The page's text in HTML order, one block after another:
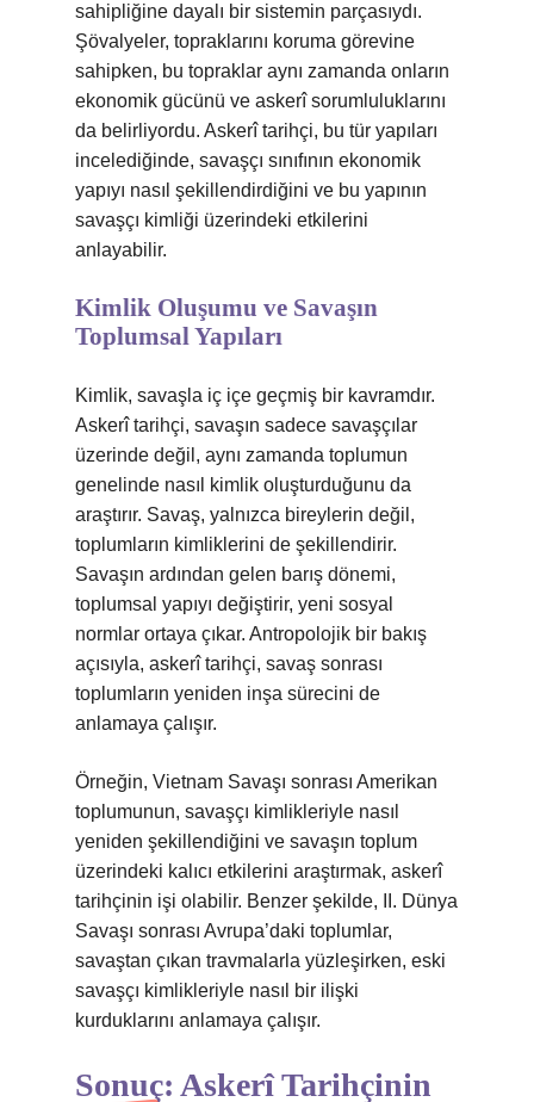
sahipliğine dayalı bir sistemin parçasıydı.
Şövalyeler, topraklarını koruma görevine
sahipken, bu topraklar aynı zamanda onların
ekonomik gücünü ve askerî sorumluluklarını
da belirliyordu. Askerî tarihçi, bu tür yapıları
incelediğinde, savaşçı sınıfının ekonomik
yapıyı nasıl şekillendirdiğini ve bu yapının
savaşçı kimliği üzerindeki etkilerini
anlayabilir.
Kimlik Oluşumu ve Savaşın
Toplumsal Yapıları
Kimlik, savaşla iç içe geçmiş bir kavramdır.
Askerî tarihçi, savaşın sadece savaşçılar
üzerinde değil, aynı zamanda toplumun
genelinde nasıl kimlik oluşturduğunu da
araştırır. Savaş, yalnızca bireylerin değil,
toplumların kimliklerini de şekillendirir.
Savaşın ardından gelen barış dönemi,
toplumsal yapıyı değiştirir, yeni sosyal
normlar ortaya çıkar. Antropolojik bir bakış
açısıyla, askerî tarihçi, savaş sonrası
toplumların yeniden inşa sürecini de
anlamaya çalışır.
Örneğin, Vietnam Savaşı sonrası Amerikan
toplumunun, savaşçı kimlikleriyle nasıl
yeniden şekillendiğini ve savaşın toplum
üzerindeki kalıcı etkilerini araştırmak, askerî
tarihçinin işi olabilir. Benzer şekilde, II. Dünya
Savaşı sonrası Avrupa’daki toplumlar,
savaştan çıkan travmalarla yüzleşirken, eski
savaşçı kimlikleriyle nasıl bir ilişki
kurduklarını anlamaya çalışır.
Sonuç: Askerî Tarihçinin